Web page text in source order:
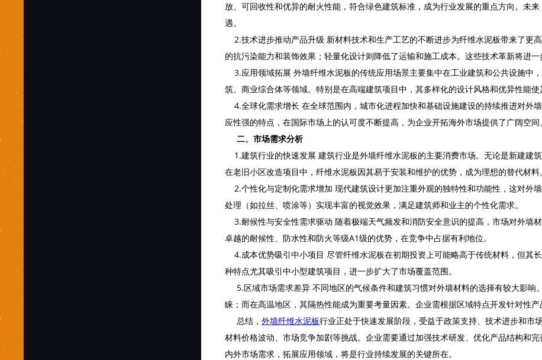
放、可回收性和优异的耐火性能，符合绿色建筑标准，成为行业发展的重点方向。未
遇。
2.技术进步推动产品升级 新材料技术和生产工艺的不断进步为纤维水泥板带来了更
的抗污染能力和装饰效果；轻量化设计则降低了运输和施工成本。这些技术革新将进一
3.应用领域拓展 外墙纤维水泥板的传统应用场景主要集中在工业建筑和公共设施中
筑、商业综合体等领域。特别是在高端建筑项目中，其多样化的设计风格和优异性能使
4.全球化需求增长 在全球范围内，城市化进程加快和基础设施建设的持续推进对外
应性强的特点，在国际市场上的认可度不断提高，为企业开拓海外市场提供了广阔空间。
二、市场需求分析
1.建筑行业的快速发展 建筑行业是外墙纤维水泥板的主要消费市场。无论是新建建
在老旧小区改造项目中，纤维水泥板因其易于安装和维护的优势，成为理想的替代材料。
2.个性化与定制化需求增加 现代建筑设计更加注重外观的独特性和功能性，这对外
处理（如拉丝、喷涂等）实现丰富的视觉效果，满足建筑师和业主的个性化需求。
3.耐候性与安全性需求驱动 随着极端天气频发和消防安全意识的提高，市场对外墙
卓越的耐候性、防水性和防火等级A1级的优势，在竞争中占据有利地位。
4.成本优势吸引中小项目 尽管纤维水泥板在初期投资上可能略高于传统材料，但其
种特点尤其吸引中小型建筑项目，进一步扩大了市场覆盖范围。
5.区域市场需求差异 不同地区的气候条件和建筑习惯对外墙材料的选择有较大影响
睐；而在高温地区，其隔热性能成为重要考量因素。企业需根据区域特点开发针对性产
总结， 外墙纤维水泥板行业正处于快速发展阶段，受益于政策支持、技术进步和市
材料价格波动、市场竞争加剧等挑战。企业需要通过加强技术研发、优化产品结构和
内外市场需求，拓展应用领域，将是行业持续发展的关键所在。